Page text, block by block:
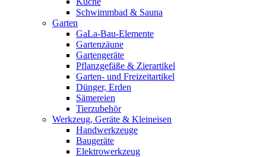
Schwimmbad & Sauna
Garten
GaLa-Bau-Elemente
Gartenzäune
Gartengeräte
Pflanzgefäße & Zierartikel
Garten- und Freizeitartikel
Dünger, Erden
Sämereien
Tierzubehör
Werkzeug, Geräte & Kleineisen
Handwerkzeuge
Baugeräte
Elektrowerkzeug